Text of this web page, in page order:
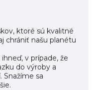
ktoré sú kvalitné
chrániť našu planétu
v prípade, že
do výroby a
Snažíme sa